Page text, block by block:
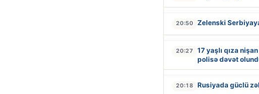
20:50 Zelenski
20:27
17 yaşlı qıza
polisə dəvət
20:18 Rusiyada güclü